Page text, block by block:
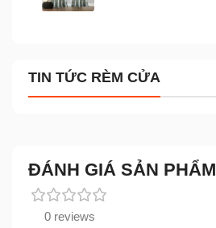
TIN TỨC RÈM CỬA
ĐÁNH GIÁ SẢN PHẨM
0 reviews